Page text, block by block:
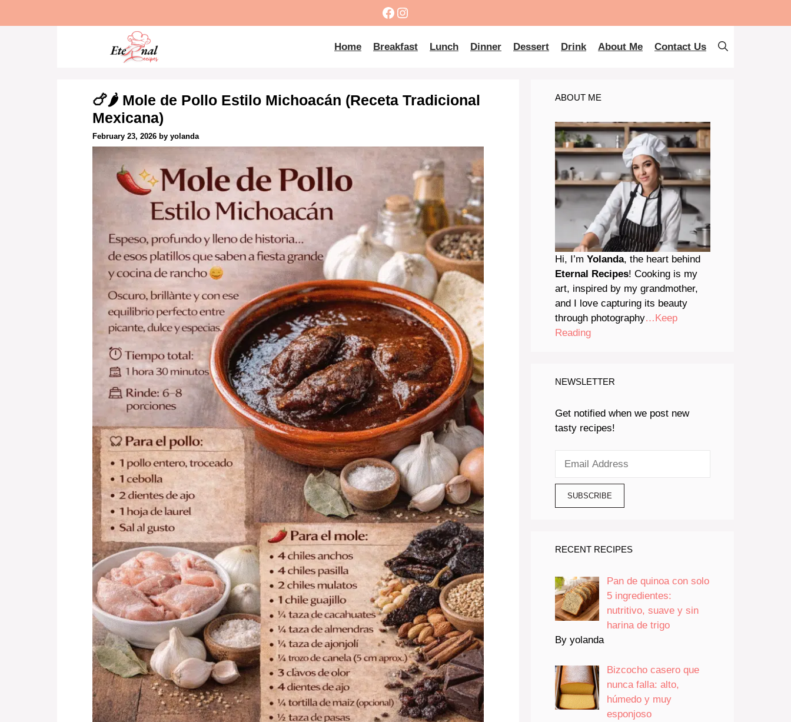
Facebook
Instagram
Home Breakfast Lunch Dinner Dessert Drink About Me Contact Us
🍗🌶️ Mole de Pollo Estilo Michoacán (Receta Tradicional
Mexicana)
February 23, 2026 by yolanda
ABOUT ME
Hi, I’m Yolanda, the heart behind
Eternal Recipes! Cooking is my
art, inspired by my grandmother,
and I love capturing its beauty
through photography…Keep
Reading
NEWSLETTER
Get notified when we post new
tasty recipes!
RECENT RECIPES
Pan de quinoa con solo
5 ingredientes:
nutritivo, suave y sin
harina de trigo
By yolanda
Bizcocho casero que
nunca falla: alto,
húmedo y muy
esponjoso